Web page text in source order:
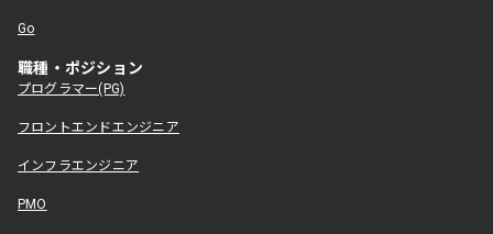
Go
職種・ポジション
プログラマー(PG)
フロントエンドエンジニア
インフラエンジニア
PMO